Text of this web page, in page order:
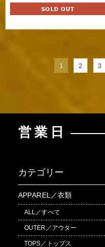
SOLD OUT
1 2 3
営業日
カテゴリー
APPAREL／衣類
ALL／すべて
OUTER／アウター
TOPS／トップス